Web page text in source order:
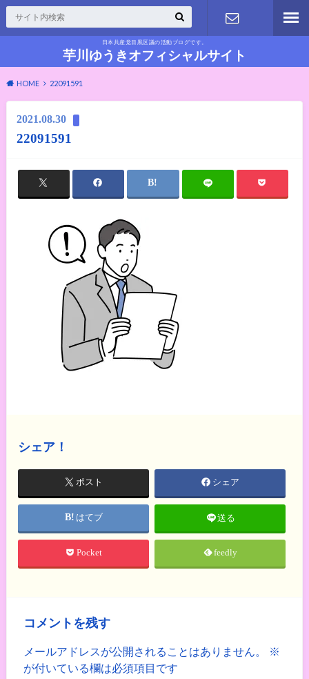
日本共産党目黒区議の活動ブログです。
芋川ゆうきオフィシャルサイト
お問い合わ
HOME 22091591
2021.08.30
22091591
シェア！
ポスト シェア
はてブ 送る
Pocket feedly
コメントを残す
メールアドレスが公開されることはありません。
※
が付いている欄は必須項目です